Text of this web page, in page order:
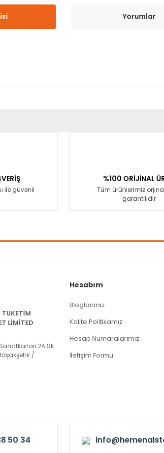
Yorumlar
bulunuyor.
daha pahalı.
ile güvenli
%100 ORİJİNAL
Tüm ürünlerimiz
garantilidir
TUKETİM
LİMİTED
2A Sk.
/
Hesabım
Bloglarımız
Kalite Politikamız
Hesap Numaralarımız
İletişim Formu
50 34